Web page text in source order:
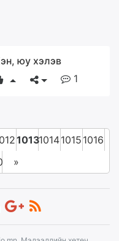
юу хэлэв
1
101310141015 1016
»